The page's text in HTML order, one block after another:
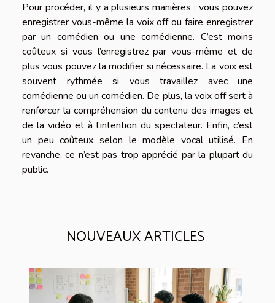
Pour procéder, il y a plusieurs manières : vous pouvez
enregistrer vous-même la voix off ou faire enregistrer
par un comédien ou une comédienne. C’est moins
coûteux si vous l’enregistrez par vous-même et de
plus vous pouvez la modifier si nécessaire. La voix est
souvent rythmée si vous travaillez avec une
comédienne ou un comédien. De plus, la voix off sert à
renforcer la compréhension du contenu des images et
de la vidéo et à l’intention du spectateur. Enfin, c’est
un peu coûteux selon le modèle vocal utilisé. En
revanche, ce n’est pas trop apprécié par la plupart du
public.
NOUVEAUX ARTICLES